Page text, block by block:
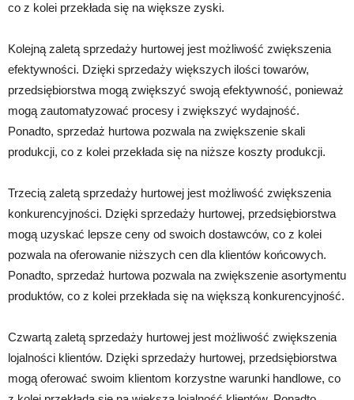
co z kolei przekłada się na większe zyski.
Kolejną zaletą sprzedaży hurtowej jest możliwość zwiększenia
efektywności. Dzięki sprzedaży większych ilości towarów,
przedsiębiorstwa mogą zwiększyć swoją efektywność, ponieważ
mogą zautomatyzować procesy i zwiększyć wydajność.
Ponadto, sprzedaż hurtowa pozwala na zwiększenie skali
produkcji, co z kolei przekłada się na niższe koszty produkcji.
Trzecią zaletą sprzedaży hurtowej jest możliwość zwiększenia
konkurencyjności. Dzięki sprzedaży hurtowej, przedsiębiorstwa
mogą uzyskać lepsze ceny od swoich dostawców, co z kolei
pozwala na oferowanie niższych cen dla klientów końcowych.
Ponadto, sprzedaż hurtowa pozwala na zwiększenie asortymentu
produktów, co z kolei przekłada się na większą konkurencyjność.
Czwartą zaletą sprzedaży hurtowej jest możliwość zwiększenia
lojalności klientów. Dzięki sprzedaży hurtowej, przedsiębiorstwa
mogą oferować swoim klientom korzystne warunki handlowe, co